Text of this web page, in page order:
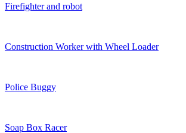
Firefighter and robot
Construction Worker with Wheel Loader
Police Buggy
Soap Box Racer